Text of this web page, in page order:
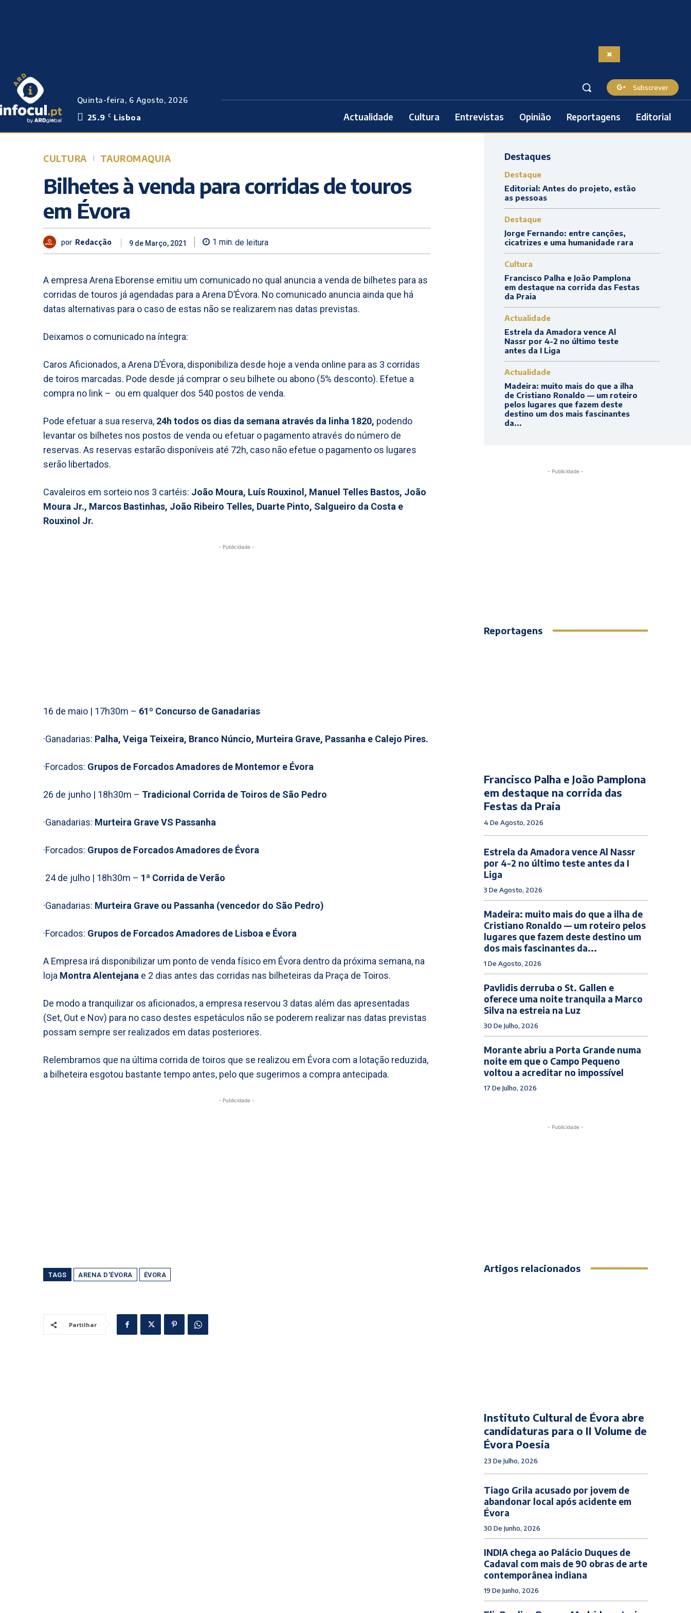
Quinta-feira, 6 Agosto, 2026
25.9 C Lisboa
Subscrever
Actualidade Cultura Entrevistas Opinião Reportagens Editorial
CULTURA TAUROMAQUIA
Bilhetes à venda para corridas de touros
em Évora
por Redacção 9 de Março, 2021 1 min. de leitura
A empresa Arena Eborense emitiu um comunicado no qual anuncia a venda de bilhetes para as
corridas de touros já agendadas para a Arena D’Évora. No comunicado anuncia ainda que há
datas alternativas para o caso de estas não se realizarem nas datas previstas.
Deixamos o comunicado na íntegra:
Caros Aficionados, a Arena D’Évora, disponibiliza desde hoje a venda online para as 3 corridas
de toiros marcadas. Pode desde já comprar o seu bilhete ou abono (5% desconto). Efetue a
compra no link – ou em qualquer dos 540 postos de venda.
Pode efetuar a sua reserva, 24h todos os dias da semana através da linha 1820, podendo
levantar os bilhetes nos postos de venda ou efetuar o pagamento através do número de
reservas. As reservas estarão disponíveis até 72h, caso não efetue o pagamento os lugares
serão libertados.
Cavaleiros em sorteio nos 3 cartéis: João Moura, Luís Rouxinol, Manuel Telles Bastos, João
Moura Jr., Marcos Bastinhas, João Ribeiro Telles, Duarte Pinto, Salgueiro da Costa e
Rouxinol Jr.
- Publicidade -
16 de maio | 17h30m – 61º Concurso de Ganadarias
·Ganadarias: Palha, Veiga Teixeira, Branco Núncio, Murteira Grave, Passanha e Calejo Pires.
·Forcados: Grupos de Forcados Amadores de Montemor e Évora
26 de junho | 18h30m – Tradicional Corrida de Toiros de São Pedro
·Ganadarias: Murteira Grave VS Passanha
·Forcados: Grupos de Forcados Amadores de Évora
24 de julho | 18h30m – 1ª Corrida de Verão
·Ganadarias: Murteira Grave ou Passanha (vencedor do São Pedro)
·Forcados: Grupos de Forcados Amadores de Lisboa e Évora
A Empresa irá disponibilizar um ponto de venda físico em Évora dentro da próxima semana, na
loja Montra Alentejana e 2 dias antes das corridas nas bilheteiras da Praça de Toiros.
De modo a tranquilizar os aficionados, a empresa reservou 3 datas além das apresentadas
(Set, Out e Nov) para no caso destes espetáculos não se poderem realizar nas datas previstas
possam sempre ser realizados em datas posteriores.
Relembramos que na última corrida de toiros que se realizou em Évora com a lotação reduzida,
a bilheteira esgotou bastante tempo antes, pelo que sugerimos a compra antecipada.
- Publicidade -
TAGS ARENA D'ÉVORA ÉVORA
Partilhar
Destaques
Destaque
Editorial: Antes do projeto, estão
as pessoas
Destaque
Jorge Fernando: entre canções,
cicatrizes e uma humanidade rara
Cultura
Francisco Palha e João Pamplona
em destaque na corrida das Festas
da Praia
Actualidade
Estrela da Amadora vence Al
Nassr por 4-2 no último teste
antes da I Liga
Actualidade
Madeira: muito mais do que a ilha
de Cristiano Ronaldo — um roteiro
pelos lugares que fazem deste
destino um dos mais fascinantes
da...
- Publicidade -
Reportagens
Francisco Palha e João Pamplona
em destaque na corrida das
Festas da Praia
4 De Agosto, 2026
Estrela da Amadora vence Al Nassr
por 4-2 no último teste antes da I
Liga
3 De Agosto, 2026
Madeira: muito mais do que a ilha de
Cristiano Ronaldo — um roteiro pelos
lugares que fazem deste destino um
dos mais fascinantes da...
1 De Agosto, 2026
Pavlidis derruba o St. Gallen e
oferece uma noite tranquila a Marco
Silva na estreia na Luz
30 De Julho, 2026
Morante abriu a Porta Grande numa
noite em que o Campo Pequeno
voltou a acreditar no impossível
17 De Julho, 2026
- Publicidade -
Artigos relacionados
Instituto Cultural de Évora abre
candidaturas para o II Volume de
Évora Poesia
23 De Julho, 2026
Tiago Grila acusado por jovem de
abandonar local após acidente em
Évora
30 De Junho, 2026
INDIA chega ao Palácio Duques de
Cadaval com mais de 90 obras de arte
contemporânea indiana
19 De Junho, 2026